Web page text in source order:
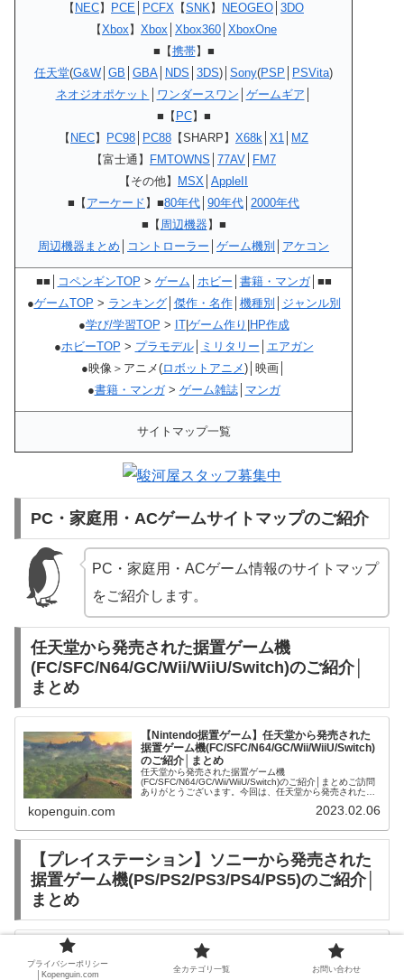
【 NEC】 PCE PCFX 【SNK】 NEOGEO 3DO
【Xbox 】 Xbox Xbox360 XboxOne
■【携帯】■
任天堂(G&W GB GBA NDS 3DS)│ Sony(PSP PSVita)
ネオジオポケット
ワンダースワン ゲームギア
■【 PC】■
【 NEC】 PC98 PC88 【SHARP】 X68k X1
MZ
【富士通】
FMTOWNS 77AV
FM7
【その他】
MSX AppleII
■【 アーケード 】■80年代 90年代 2000年代
■【 周辺機器 】■
周辺機器まとめ
コントローラー ゲーム機別 アケコン
■■│ コペンギンTOP > ゲーム ホビー 書籍・マンガ│■■
●ゲームTOP > ランキング│ 傑作・名作│ 機種別
ジャンル別
●学び/学習TOP > IT| ゲーム作り HP作成
●ホビーTOP > プラモデル│ ミリタリー
エアガン
●映像＞アニメ(ロボットアニメ)│映画│
●書籍・マンガ> ゲーム雑誌│ マンガ
サイトマップ一覧
PC・家庭用・ACゲームサイトマップのご紹介
PC・家庭用・ACゲーム情報のサイトマップ
をご紹介します。
任天堂から発売された据置ゲーム機
(FC/SFC/N64/GC/Wii/WiiU/Switch)のご紹介│
まとめ
【Nintendo据置ゲーム】任天堂から発売された
据置ゲーム機(FC/SFC/N64/GC/Wii/WiiU/Switch)
のご紹介│まとめ
任天堂から発売された据置ゲーム機
(FC/SFC/N64/GC/Wii/WiiU/Switch)のご紹介│まとめご訪問
ありがとうございます。今回は、任天堂から発売された据
kopenguin.com 2023.02.06
【プレイステーション】ソニーから発売された
据置ゲーム機(PS/PS2/PS3/PS4/PS5)のご紹介│
まとめ
【プレイステーション】ソニーから発売された据
置ゲーム機(PS/PS2/PS3/PS4/PS5)のご紹介│ま
プライバシーポリシー
│Kopenguin.com
全カテゴリ一覧 お問い合わせ